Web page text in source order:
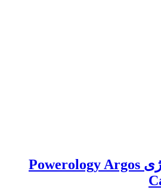
ست کابل پاورولوژی Powerology Argos